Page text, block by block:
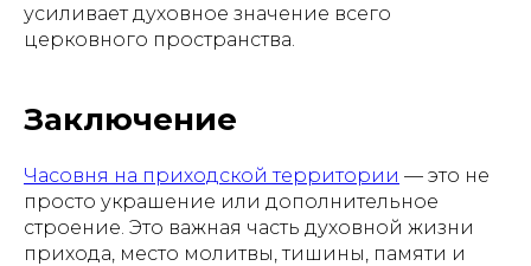
усиливает духовное значение всего
церковного пространства.
Заключение
Часовня на приходской территории — это не
просто украшение или дополнительное
строение. Это важная часть духовной жизни
прихода, место молитвы, тишины, памяти и